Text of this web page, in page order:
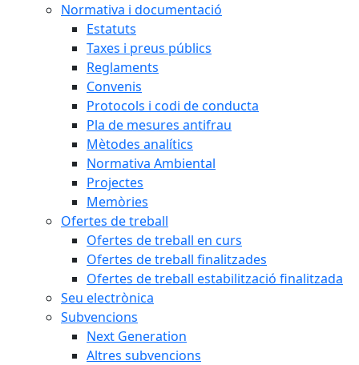
Normativa i documentació
Estatuts
Taxes i preus públics
Reglaments
Convenis
Protocols i codi de conducta
Pla de mesures antifrau
Mètodes analítics
Normativa Ambiental
Projectes
Memòries
Ofertes de treball
Ofertes de treball en curs
Ofertes de treball finalitzades
Ofertes de treball estabilització finalitzada
Seu electrònica
Subvencions
Next Generation
Altres subvencions